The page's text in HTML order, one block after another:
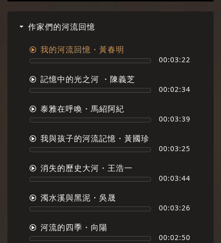
作家們的河流回憶
我的河流回憶・黃春明
00:03:22
記憶中的光之河 ・陳義芝
00:02:34
泰雅在呼喚・馬紹阿紀
00:03:39
我與孩子的河流記憶・黃國珍
00:03:25
消失的歷史大河・王浩一
00:03:44
濁水溪與黑泥・吳晟
00:03:26
河流的四季・向陽
00:02:50